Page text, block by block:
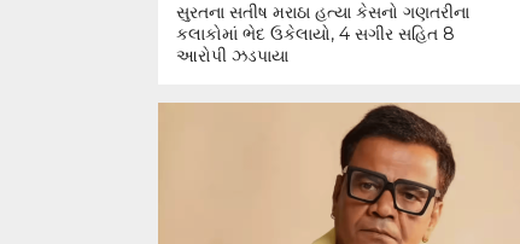
સુરતના સતીષ મરાઠા હત્યા કેસનો ગણતરીના
કલાકોમાં ભેદ ઉકેલાયો, 4 સગીર સહિત 8
આરોપી ઝડપાયા